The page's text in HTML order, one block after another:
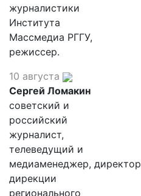
журналистики
Института
Массмедиа РГГУ,
режиссер.
10 августа
Сергей Ломакин
советский и
российский
журналист,
телеведущий и
медиаменеджер, директор
дирекции
регионального